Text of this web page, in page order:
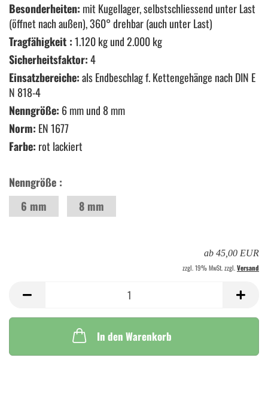
Besonderheiten: mit Kugellager, selbstschliessend unter Last
(öffnet nach außen), 360° drehbar (auch unter Last)
Tragfähigkeit :1.120 kg und 2.000 kg
Sicherheitsfaktor:4
Einsatzbereiche:als Endbeschlag f. Kettengehänge nach DIN E
N 818-4
Nenngröße: 6 mm und 8 mm
Norm: EN 1677
Farbe: rot lackiert
Nenngröße :
6 mm
8 mm
ab 45,00 EUR
zzgl. 19% MwSt. zzgl.Versand
In den Warenkorb